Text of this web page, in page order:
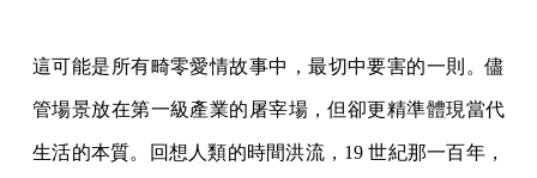
這可能是所有畸零愛情故事中，最切中要害的一則。儘
管場景放在第一級產業的屠宰場，但卻更精準體現當代
生活的本質。回想人類的時間洪流，19 世紀那一百年，